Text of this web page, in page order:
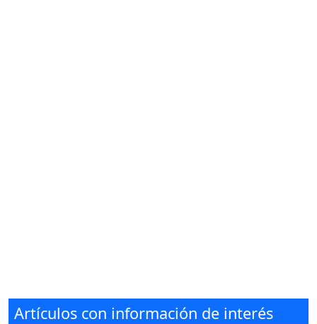
Artículos con información de interés